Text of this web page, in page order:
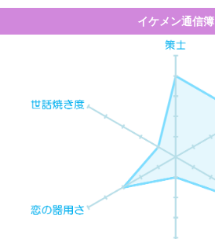
イケメン通信簿